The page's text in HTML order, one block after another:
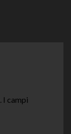
I campi